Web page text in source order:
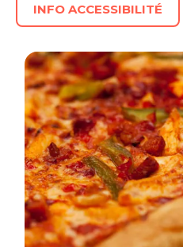
INFO ACCESSIBILITÉ